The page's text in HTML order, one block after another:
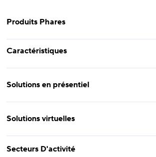
Produits Phares
Caractéristiques
Solutions en présentiel
Solutions virtuelles
Secteurs D'activité